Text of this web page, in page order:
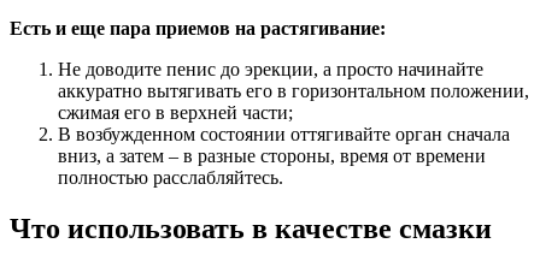
Есть и еще пара приемов на растягивание:
Не доводите пенис до эрекции, а просто начинайте
аккуратно вытягивать его в горизонтальном положении,
сжимая его в верхней части;
В возбужденном состоянии оттягивайте орган сначала
вниз, а затем – в разные стороны, время от времени
полностью расслабляйтесь.
Что использовать в качестве смазки